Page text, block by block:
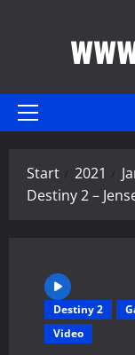
Primäres
Start 2021
Destiny 2 –
Destiny 2
Video